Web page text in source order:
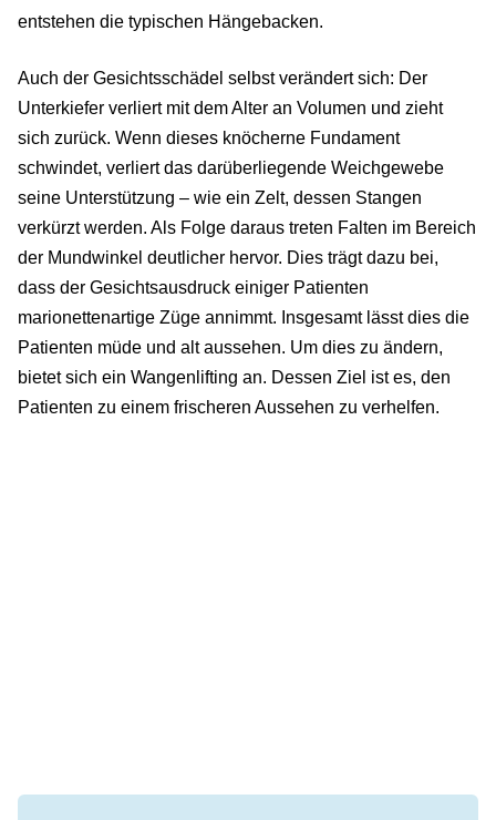
entstehen die typischen Hängebacken.
Auch der Gesichtsschädel selbst verändert sich: Der
Unterkiefer verliert mit dem Alter an Volumen und zieht
sich zurück. Wenn dieses knöcherne Fundament
schwindet, verliert das darüberliegende Weichgewebe
seine Unterstützung – wie ein Zelt, dessen Stangen
verkürzt werden. Als Folge daraus treten Falten im Bereich
der Mundwinkel deutlicher hervor. Dies trägt dazu bei,
dass der Gesichtsausdruck einiger Patienten
marionettenartige Züge annimmt. Insgesamt lässt dies die
Patienten müde und alt aussehen. Um dies zu ändern,
bietet sich ein Wangenlifting an. Dessen Ziel ist es, den
Patienten zu einem frischeren Aussehen zu verhelfen.